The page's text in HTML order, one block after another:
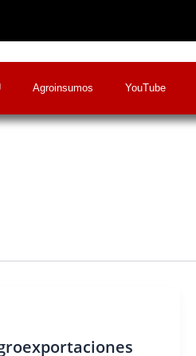
Agroinsumos YouTube